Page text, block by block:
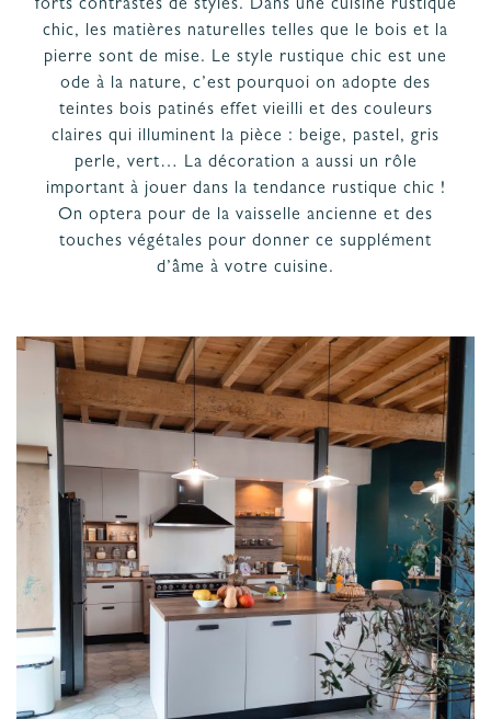
LES ÉTAPES
DE VOTRE
PROJET
NOS
ENGAGEMENTS
& GARANTIES
forts contrastes de styles. Dans une cuisine rustique
chic, les matières naturelles telles que le bois et la
pierre sont de mise. Le style rustique chic est une
ode à la nature, c’est pourquoi on adopte des
teintes bois patinés effet vieilli et des couleurs
claires qui illuminent la pièce : beige, pastel, gris
perle, vert… La décoration a aussi un rôle
important à jouer dans la tendance rustique chic !
On optera pour de la vaisselle ancienne et des
touches végétales pour donner ce supplément
d’âme à votre cuisine.